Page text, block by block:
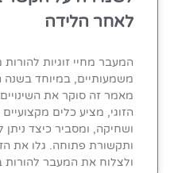
לאחר הלידה
המעבר מחיי זוגיות
משמעותיים, במיוחד
מאמר זה סוקר את
הזוגי, מציע כלים
ושחיקה, ומסביר כיצד ניתן
ותקשורת פתוחה. גלו את
ולצלוח את המעבר להורות